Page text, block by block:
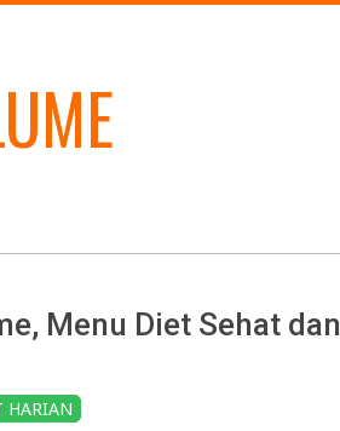
Menu Diet Sehat dan
HARIAN